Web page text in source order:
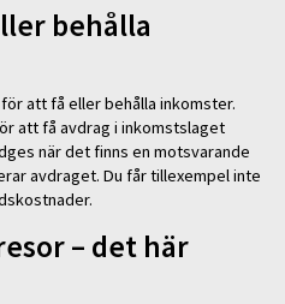
behålla
att få eller behålla inkomster.
att få avdrag i inkomstslaget
när det finns en motsvarande
avdraget. Du får tillexempel inte
– det här